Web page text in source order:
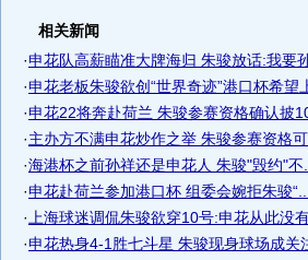
相关新闻
·申花队高薪瞄准大牌海归 朱骏放话:我要
·申花老板朱骏欲创“世界奇迹”港口杯希望
·申花22将奔赴荷兰 朱骏参赛资格确认披
·主办方不满申花炒作之举 朱骏参赛资格可
·海港杯之前孙祥还是申花人 朱骏"毁约"不...
·申花赴荷兰参加港口杯 组委会婉拒朱骏“...
· 上海球迷调侃朱骏欲穿10号:申花从此没
·申花热身4-1胜七斗星 朱骏现身球场成关